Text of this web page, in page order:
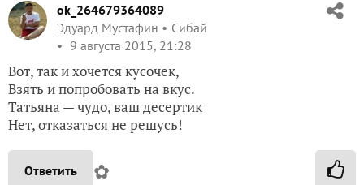
ok_264679364089
Эдуард Мустафин
Сибай
9 августа 2015, 21:28
Вот, так и хочется кусочек,
Взять и попробовать на вкус.
Татьяна — чудо, ваш десертик
Нет, отказаться не решусь!
Ответить ✿